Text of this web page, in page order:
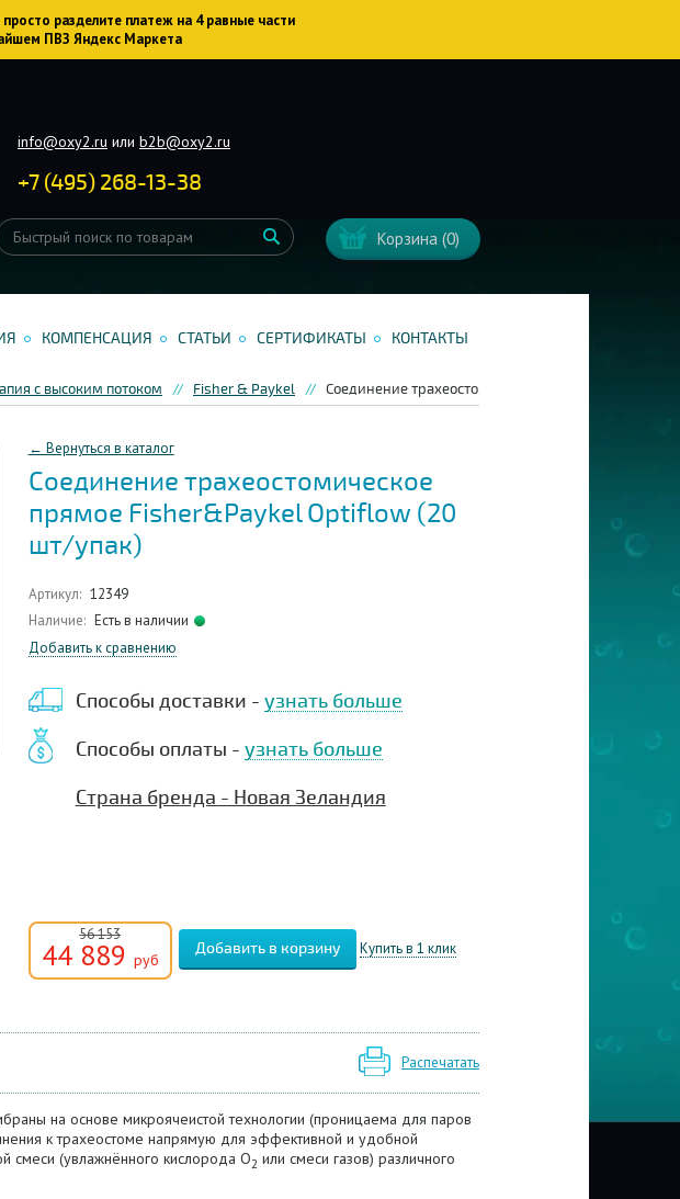
разделите платеж на 4 равные части
ПВЗ Яндекс Маркета
info@oxy2.ru илиb2b@oxy2.ru
+7 (495) 268-13-38
Корзина(0)
КОМПЕНСАЦИЯ СТАТЬИ СЕРТИФИКАТЫ КОНТАКТЫ
с высоким потоком Fisher & Paykel Соединение трахеостомическое прямое
← Вернуться в каталог
Соединение трахеостомическое
прямое Fisher&Paykel Optiflow (20
шт/упак)
Артикул: 12349
Наличие: Есть в наличии
Добавить к сравнению
Способы доставки - узнать больше
Способы оплаты - узнать больше
Страна бренда - Новая Зеландия
56 153
44 889 руб
Купить в 1 клик
Распечатать
на основе микроячеистой технологии (проницаема для паров
к трахеостоме напрямую для эффективной и удобной
смеси (увлажнённого кислорода O2 или смеси газов) различного